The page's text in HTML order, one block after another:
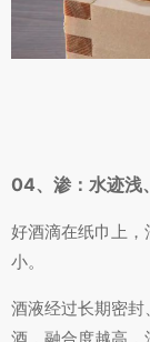
04、渗：水迹浅
好酒滴在纸巾上
小。
酒液经过长期密
酒，融合度越高，